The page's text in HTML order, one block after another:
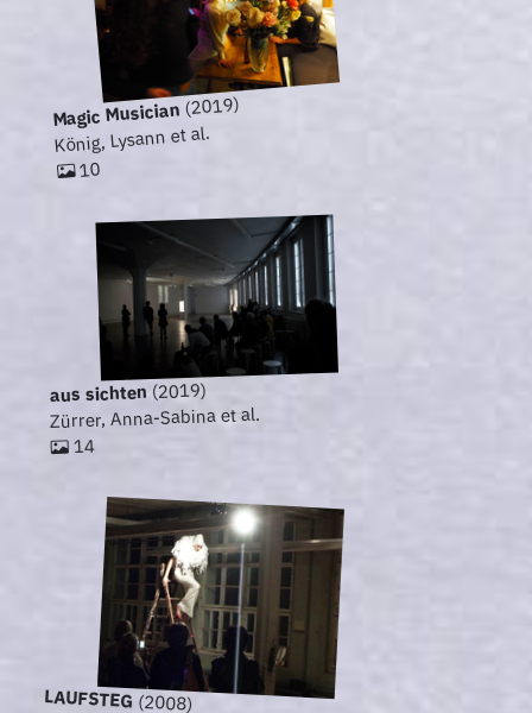
Magic Musician(2019)
König, Lysann et al.
10
aus sichten (2019)
Zürrer, Anna-Sabina et al.
14
LAUFSTEG(2008)